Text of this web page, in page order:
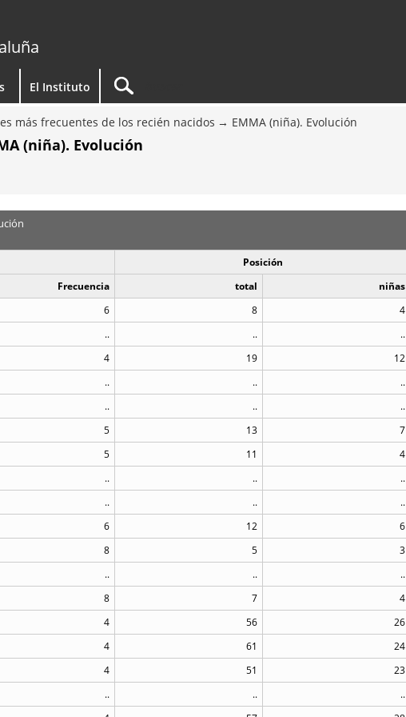
El Instituto
más frecuentes de los recién nacidos EMMA (niña). Evolución
(niña). Evolución
Posición
Frecuencia
total niñas
6 8 4
.. .. ..
4 19 12
.. .. ..
.. .. ..
5 13 7
5 11 4
.. .. ..
.. .. ..
6 12 6
8 5 3
.. .. ..
8 7 4
4 56 26
4 61 24
4 51 23
.. .. ..